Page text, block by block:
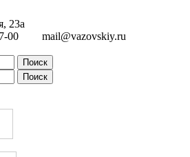
23а
00
mail@vazovskiy.ru
Поиск
Поиск